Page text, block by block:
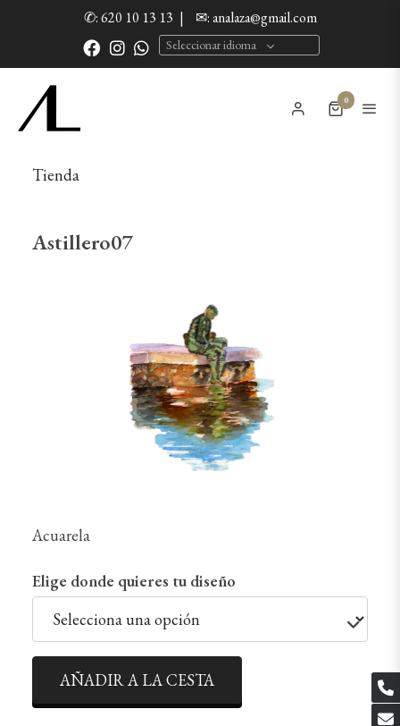
✆: 620 10 13 13 | ✉: analaza@gmail.com
Seleccionar idioma
0
Tienda
Astillero07
Acuarela
Elige donde quieres tu diseño
AÑADIR A LA CESTA